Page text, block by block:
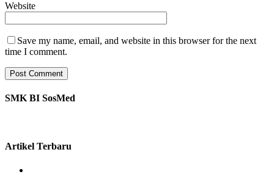
Website
Save my name, email, and website in this browser for the next
time I comment.
SMK BI SosMed
Artikel Terbaru